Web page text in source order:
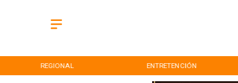
ENTRETENCIÓN DEPORTES